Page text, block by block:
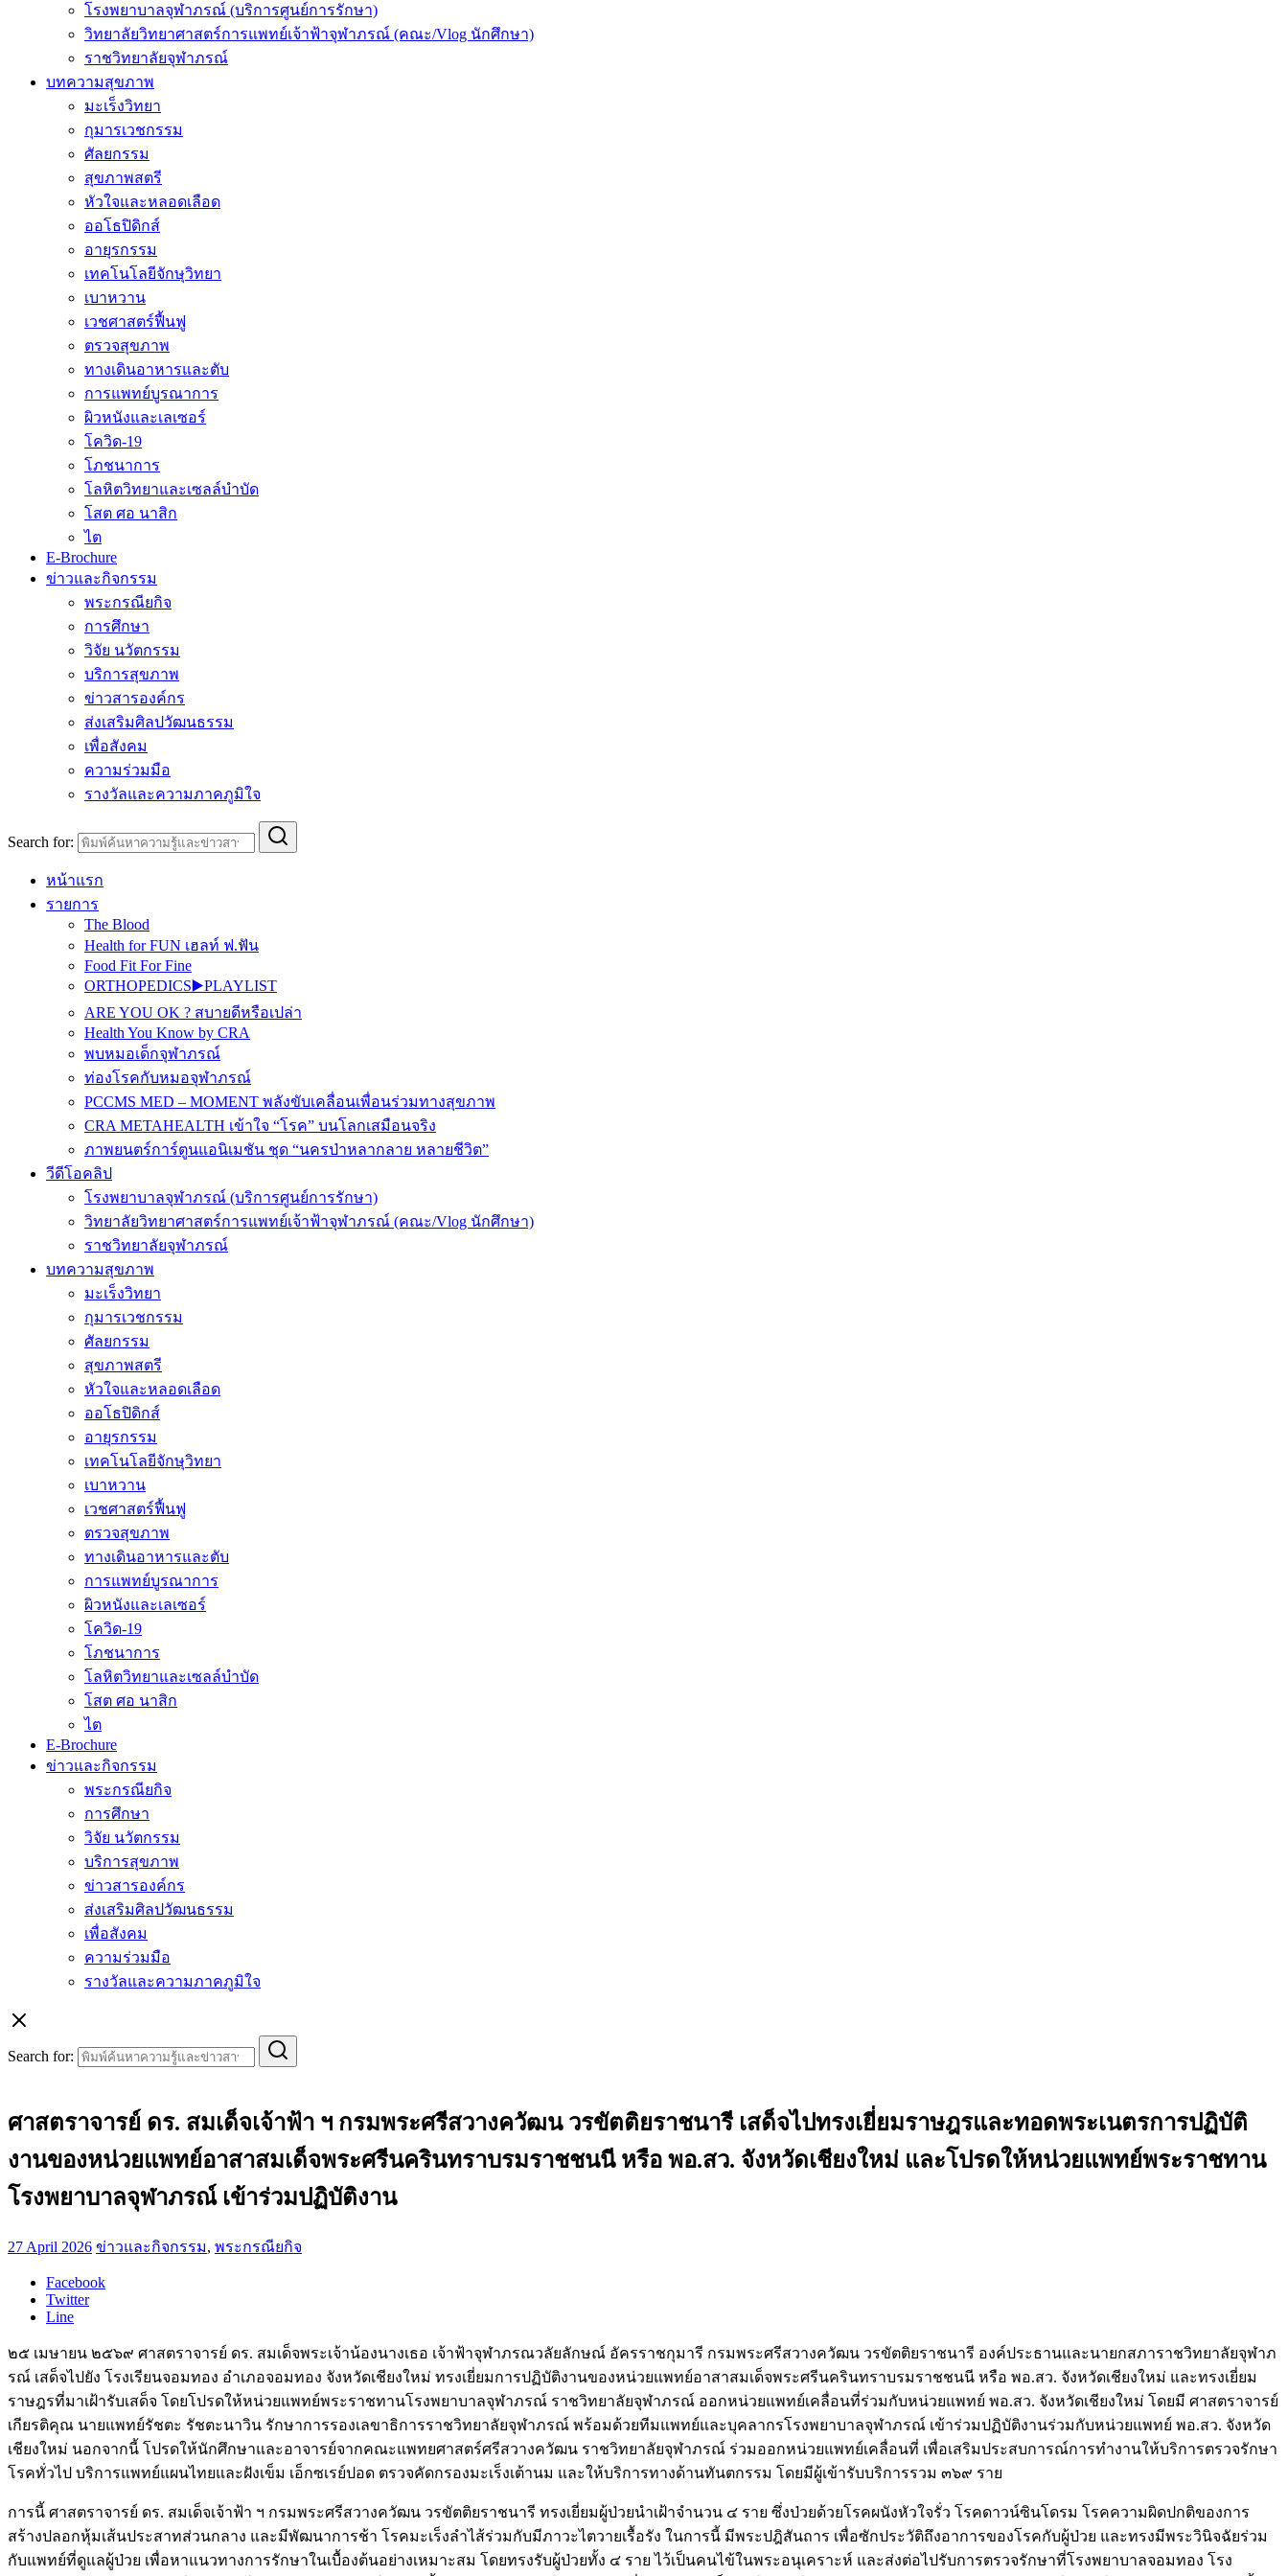
โรงพยาบาลจุฬาภรณ์ (บริการศูนย์การรักษา)
วิทยาลัยวิทยาศาสตร์การแพทย์เจ้าฟ้าจุฬาภรณ์ (คณะ/Vlog นักศึกษา)
ราชวิทยาลัยจุฬาภรณ์
บทความสุขภาพ
มะเร็งวิทยา
กุมารเวชกรรม
ศัลยกรรม
สุขภาพสตรี
หัวใจและหลอดเลือด
ออโธปิดิกส์
อายุรกรรม
เทคโนโลยีจักษุวิทยา
เบาหวาน
เวชศาสตร์ฟื้นฟู
ตรวจสุขภาพ
ทางเดินอาหารและตับ
การแพทย์บูรณาการ
ผิวหนังและเลเซอร์
โควิด-19
โภชนาการ
โลหิตวิทยาและเซลล์บำบัด
โสต ศอ นาสิก
ไต
E-Brochure
ข่าวและกิจกรรม
พระกรณียกิจ
การศึกษา
วิจัย นวัตกรรม
บริการสุขภาพ
ข่าวสารองค์กร
ส่งเสริมศิลปวัฒนธรรม
เพื่อสังคม
ความร่วมมือ
รางวัลและความภาคภูมิใจ
Search for:
หน้าแรก
รายการ
The Blood
Health for FUN เฮลท์ ฟ.ฟัน
Food Fit For Fine
ORTHOPEDICS▶️PLAYLIST
ARE YOU OK ? สบายดีหรือเปล่า
Health You Know by CRA
พบหมอเด็กจุฬาภรณ์
ท่องโรคกับหมอจุฬาภรณ์
PCCMS MED – MOMENT พลังขับเคลื่อนเพื่อนร่วมทางสุขภาพ
CRA METAHEALTH เข้าใจ “โรค” บนโลกเสมือนจริง
ภาพยนตร์การ์ตูนแอนิเมชัน ชุด “นครป่าหลากลาย หลายชีวิต”
วีดีโอคลิป
โรงพยาบาลจุฬาภรณ์ (บริการศูนย์การรักษา)
วิทยาลัยวิทยาศาสตร์การแพทย์เจ้าฟ้าจุฬาภรณ์ (คณะ/Vlog นักศึกษา)
ราชวิทยาลัยจุฬาภรณ์
บทความสุขภาพ
มะเร็งวิทยา
กุมารเวชกรรม
ศัลยกรรม
สุขภาพสตรี
หัวใจและหลอดเลือด
ออโธปิดิกส์
อายุรกรรม
เทคโนโลยีจักษุวิทยา
เบาหวาน
เวชศาสตร์ฟื้นฟู
ตรวจสุขภาพ
ทางเดินอาหารและตับ
การแพทย์บูรณาการ
ผิวหนังและเลเซอร์
โควิด-19
โภชนาการ
โลหิตวิทยาและเซลล์บำบัด
โสต ศอ นาสิก
ไต
E-Brochure
ข่าวและกิจกรรม
พระกรณียกิจ
การศึกษา
วิจัย นวัตกรรม
บริการสุขภาพ
ข่าวสารองค์กร
ส่งเสริมศิลปวัฒนธรรม
เพื่อสังคม
ความร่วมมือ
รางวัลและความภาคภูมิใจ
Search for:
ศาสตราจารย์ ดร. สมเด็จเจ้าฟ้า ฯ กรมพระศรีสวางควัฒน วรขัตติยราชนารี เสด็จไปทรงเยี่ยมราษฎรและทอดพระเนตรการปฏิบัติ
งานของหน่วยแพทย์อาสาสมเด็จพระศรีนครินทราบรมราชชนนี หรือ พอ.สว. จังหวัดเชียงใหม่ และโปรดให้หน่วยแพทย์พระราชทาน
โรงพยาบาลจุฬาภรณ์ เข้าร่วมปฏิบัติงาน
27 April 2026 ข่าวและกิจกรรม, พระกรณียกิจ
Facebook
Twitter
Line
๒๕ เมษายน ๒๕๖๙ ศาสตราจารย์ ดร. สมเด็จพระเจ้าน้องนางเธอ เจ้าฟ้าจุฬาภรณวลัยลักษณ์ อัครราชกุมารี กรมพระศรีสวางควัฒน วรขัตติยราชนารี องค์ประธานและนายกสภาราชวิทยาลัยจุฬาภ
รณ์ เสด็จไปยัง โรงเรียนจอมทอง อําเภอจอมทอง จังหวัดเชียงใหม่ ทรงเยี่ยมการปฏิบัติงานของหน่วยแพทย์อาสาสมเด็จพระศรีนครินทราบรมราชชนนี หรือ พอ.สว. จังหวัดเชียงใหม่ และทรงเยี่ยม
ราษฎรที่มาเฝ้ารับเสด็จ โดยโปรดให้หน่วยแพทย์พระราชทานโรงพยาบาลจุฬาภรณ์ ราชวิทยาลัยจุฬาภรณ์ ออกหน่วยแพทย์เคลื่อนที่ร่วมกับหน่วยแพทย์ พอ.สว. จังหวัดเชียงใหม่ โดยมี ศาสตราจารย์
เกียรติคุณ นายแพทย์รัชตะ รัชตะนาวิน รักษาการรองเลขาธิการราชวิทยาลัยจุฬาภรณ์ พร้อมด้วยทีมแพทย์และบุคลากรโรงพยาบาลจุฬาภรณ์ เข้าร่วมปฏิบัติงานร่วมกับหน่วยแพทย์ พอ.สว. จังหวัด
เชียงใหม่ นอกจากนี้ โปรดให้นักศึกษาและอาจารย์จากคณะแพทยศาสตร์ศรีสวางควัฒน ราชวิทยาลัยจุฬาภรณ์ ร่วมออกหน่วยแพทย์เคลื่อนที่ เพื่อเสริมประสบการณ์การทำงานให้บริการตรวจรักษา
โรคทั่วไป บริการแพทย์แผนไทยและฝังเข็ม เอ็กซเรย์ปอด ตรวจคัดกรองมะเร็งเต้านม และให้บริการทางด้านทันตกรรม โดยมีผู้เข้ารับบริการรวม ๓๖๙ ราย
การนี้ ศาสตราจารย์ ดร. สมเด็จเจ้าฟ้า ฯ กรมพระศรีสวางควัฒน วรขัตติยราชนารี ทรงเยี่ยมผู้ป่วยนำเฝ้าจำนวน ๔ ราย ซึ่งป่วยด้วยโรคผนังหัวใจรั่ว โรคดาวน์ซินโดรม โรคความผิดปกติของการ
สร้างปลอกหุ้มเส้นประสาทส่วนกลาง และมีพัฒนาการช้า โรคมะเร็งลำไส้ร่วมกับมีภาวะไตวายเรื้อรัง ในการนี้ มีพระปฎิสันถาร เพื่อซักประวัติถึงอาการของโรคกับผู้ป่วย และทรงมีพระวินิจฉัยร่วม
กับแพทย์ที่ดูแลผู้ป่วย เพื่อหาแนวทางการรักษาในเบื้องต้นอย่างเหมาะสม โดยทรงรับผู้ป่วยทั้ง ๔ ราย ไว้เป็นคนไข้ในพระอนุเคราะห์ และส่งต่อไปรับการตรวจรักษาที่โรงพยาบาลจอมทอง โรง